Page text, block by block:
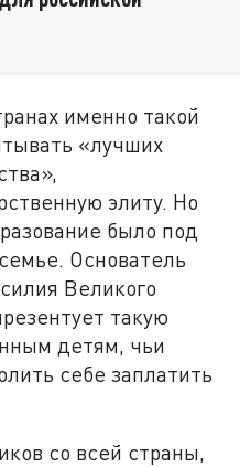
именно такой
«лучших
элиту. Но
было под
Основатель
Великого
такую
детям, чьи
себе заплатить
со всей страны,